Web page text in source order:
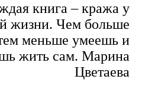
книга – кража у
жизни. Чем больше
меньше умеешь и
жить сам. Марина
Цветаева